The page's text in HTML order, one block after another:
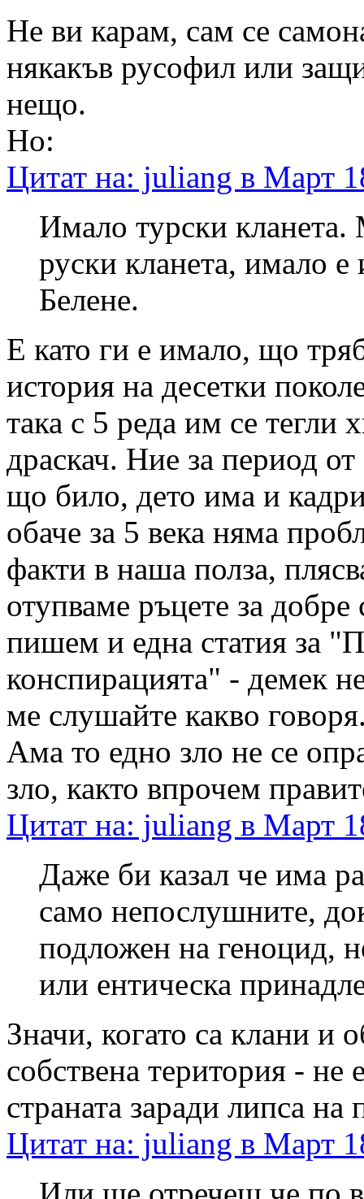
Не ви карам, сам се
някакъв русофил или
нещо.
Но:
Цитат на: juliang в Март
Имало турски
руски кланета, имало
Белене.
Е като ги е имало, що
история на десетки
така с 5 реда им се тегли
драскач. Ние за период
що било, дето има и
обаче за 5 века няма
факти в наша полза,
отупваме ръцете за
пишем и една статия за
конспирацията" - демек
ме слушайте какво
Ама то едно зло не се
зло, както впрочем
Цитат на: juliang в Март
Даже би казал че има
само непослушните,
подложен на геноцид,
или ентическа
Значи, когато са клани и
собствена територия - не
страната заради липса
Цитат на: juliang в Март